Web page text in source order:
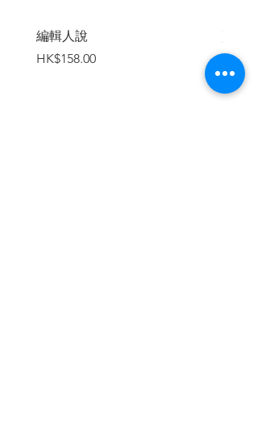
編輯人說
價格
HK$158.00
賣書者
價格